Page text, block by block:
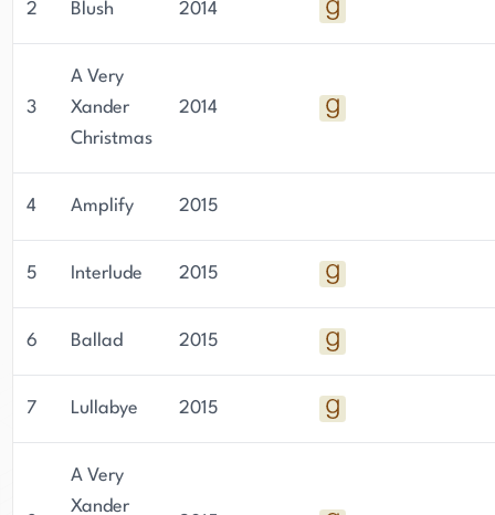
2 Blush 2014
3
A Very
Xander
Christmas
2014
4 Amplify 2015
5 Interlude 2015
6 Ballad 2015
7 Lullabye 2015
A Very
Xander